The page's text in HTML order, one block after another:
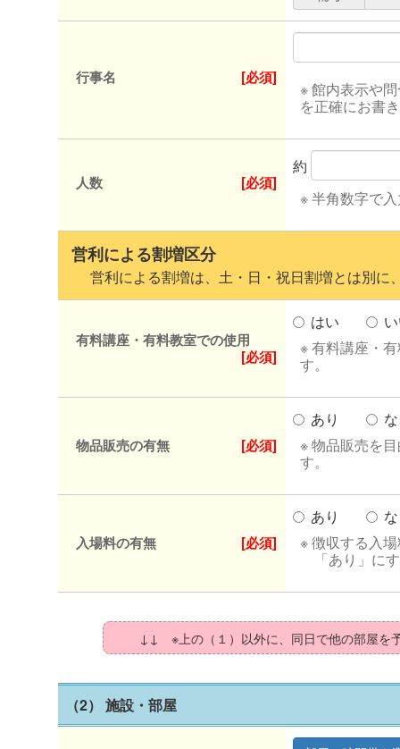
行事名 [必須]
※ 館内表示や
を正確にお書
人数 [必須]
約
※ 半角数字で
営利による割増区分
営利による割増は、土・日・祝日割増とは別に
有料講座・有料教室での使用
[必須]
はい
※ 有料講座・
す。
物品販売の有無 [必須]
あり
※ 物品販売を
す。
入場料の有無 [必須]
あり
※ 徴収する入
「あり」に
↓↓ ※上の（１）以外に、同日で他の部屋
（2） 施設・部屋